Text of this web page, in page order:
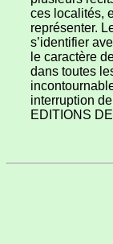
ces localités,
représenter.
s’identifier
le caractère
dans toutes
interruption
EDITIONS